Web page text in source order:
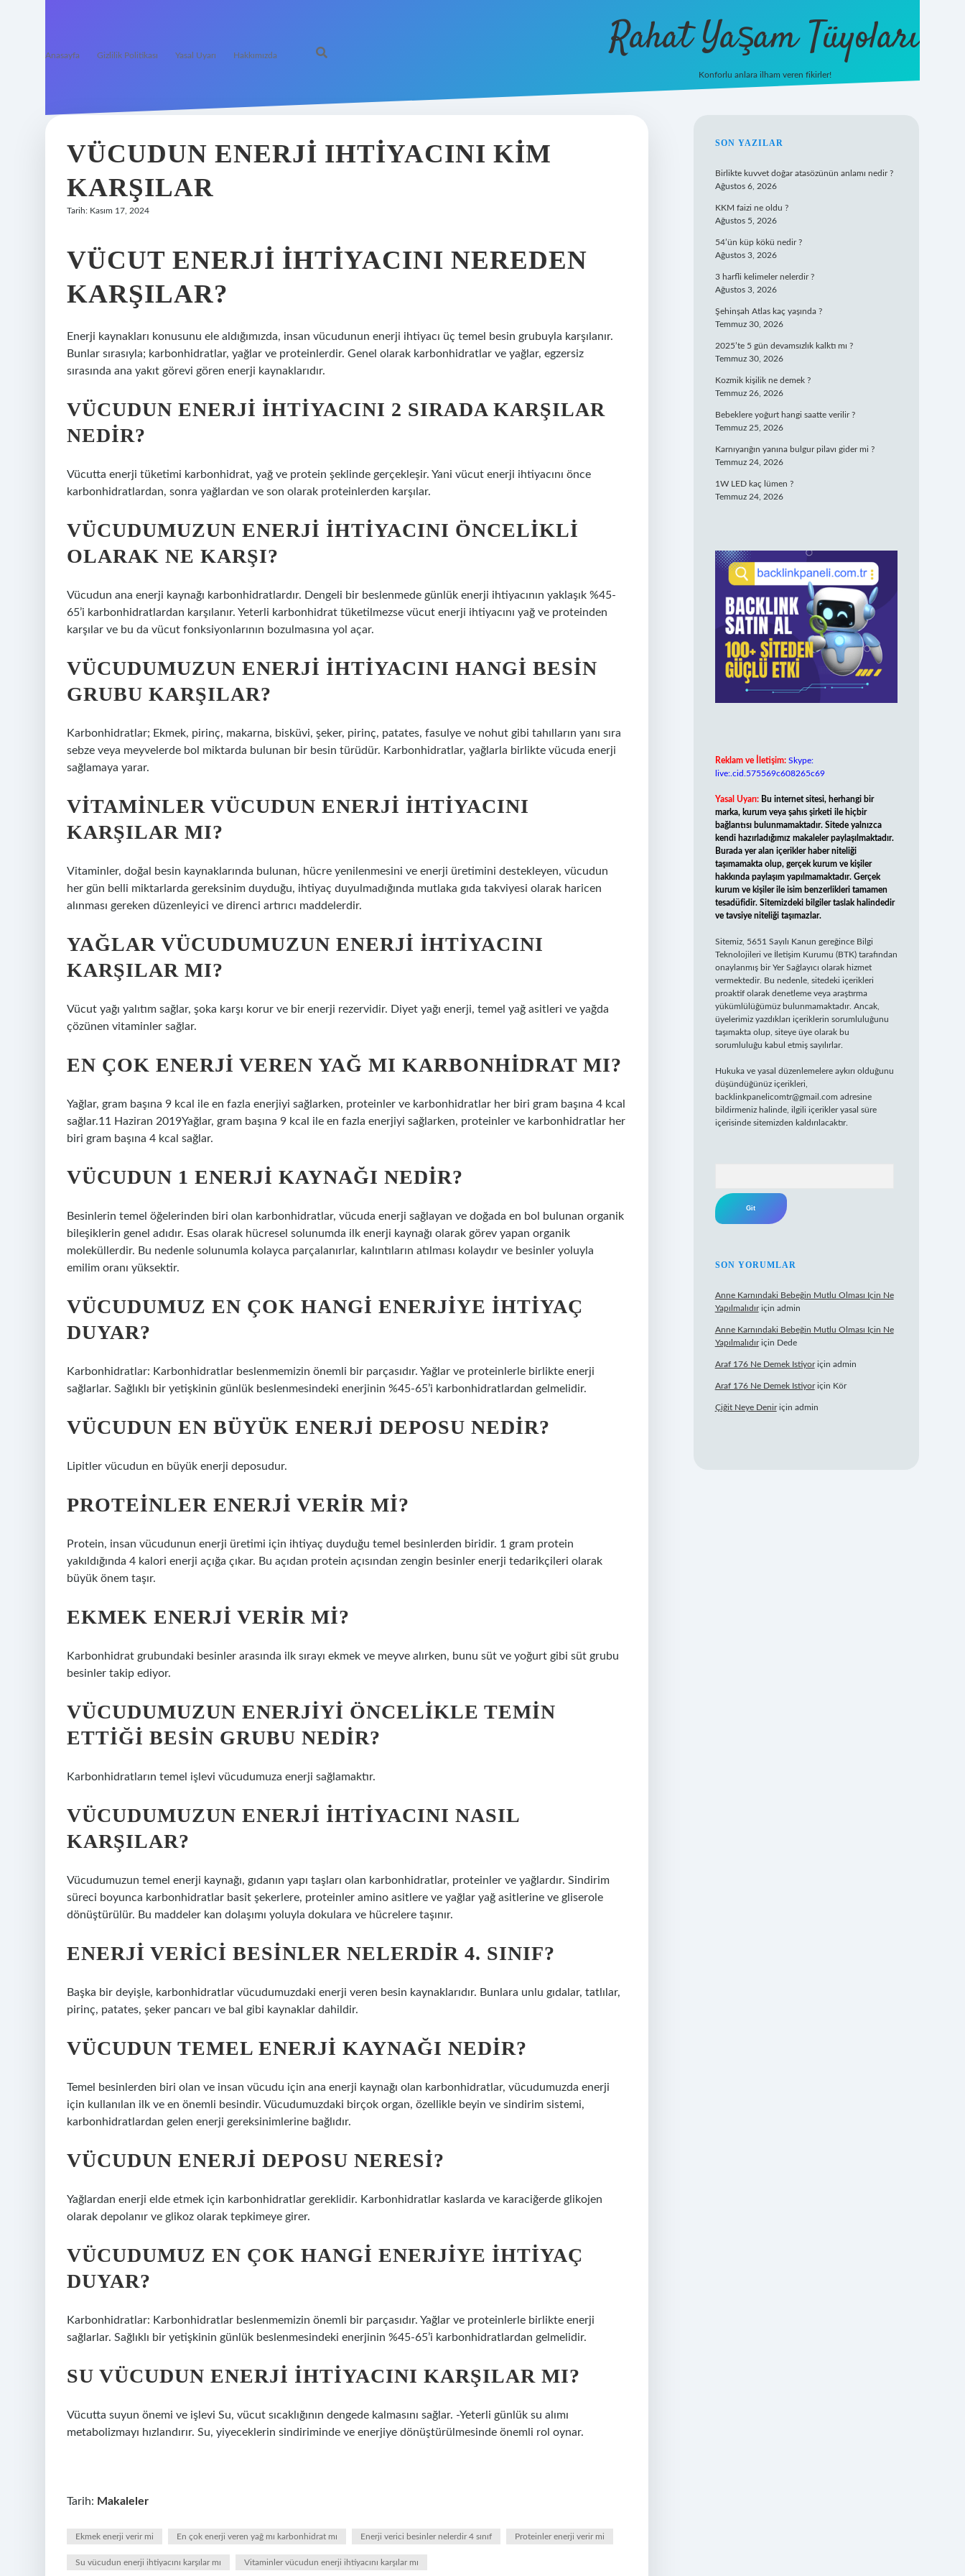
Anasayfa Gizlilik Politikası Yasal Uyarı Hakkımızda Rahat Yaşam Tüyoları
Konforlu anlara ilham veren fikirler!
VÜCUDUN ENERJI IHTIYACINI KIM
KARŞILAR
Tarih: Kasım 17, 2024
VÜCUT ENERJI IHTIYACINI NEREDEN
KARŞILAR?
Enerji kaynakları konusunu ele aldığımızda, insan vücudunun enerji ihtiyacı üç temel besin grubuyla karşılanır.
Bunlar sırasıyla; karbonhidratlar, yağlar ve proteinlerdir. Genel olarak karbonhidratlar ve yağlar, egzersiz
sırasında ana yakıt görevi gören enerji kaynaklarıdır.
VÜCUDUN ENERJI IHTIYACINI 2 SIRADA KARŞILAR
NEDIR?
Vücutta enerji tüketimi karbonhidrat, yağ ve protein şeklinde gerçekleşir. Yani vücut enerji ihtiyacını önce
karbonhidratlardan, sonra yağlardan ve son olarak proteinlerden karşılar.
VÜCUDUMUZUN ENERJI IHTIYACINI ÖNCELIKLI
OLARAK NE KARŞI?
Vücudun ana enerji kaynağı karbonhidratlardır. Dengeli bir beslenmede günlük enerji ihtiyacının yaklaşık %45-
65’i karbonhidratlardan karşılanır. Yeterli karbonhidrat tüketilmezse vücut enerji ihtiyacını yağ ve proteinden
karşılar ve bu da vücut fonksiyonlarının bozulmasına yol açar.
VÜCUDUMUZUN ENERJI IHTIYACINI HANGI BESIN
GRUBU KARŞILAR?
Karbonhidratlar; Ekmek, pirinç, makarna, bisküvi, şeker, pirinç, patates, fasulye ve nohut gibi tahılların yanı sıra
sebze veya meyvelerde bol miktarda bulunan bir besin türüdür. Karbonhidratlar, yağlarla birlikte vücuda enerji
sağlamaya yarar.
VITAMINLER VÜCUDUN ENERJI IHTIYACINI
KARŞILAR MI?
Vitaminler, doğal besin kaynaklarında bulunan, hücre yenilenmesini ve enerji üretimini destekleyen, vücudun
her gün belli miktarlarda gereksinim duyduğu, ihtiyaç duyulmadığında mutlaka gıda takviyesi olarak haricen
alınması gereken düzenleyici ve direnci artırıcı maddelerdir.
YAĞLAR VÜCUDUMUZUN ENERJI IHTIYACINI
KARŞILAR MI?
Vücut yağı yalıtım sağlar, şoka karşı korur ve bir enerji rezervidir. Diyet yağı enerji, temel yağ asitleri ve yağda
çözünen vitaminler sağlar.
EN ÇOK ENERJI VEREN YAĞ MI KARBONHIDRAT MI?
Yağlar, gram başına 9 kcal ile en fazla enerjiyi sağlarken, proteinler ve karbonhidratlar her biri gram başına 4 kcal
sağlar.11 Haziran 2019Yağlar, gram başına 9 kcal ile en fazla enerjiyi sağlarken, proteinler ve karbonhidratlar her
biri gram başına 4 kcal sağlar.
VÜCUDUN 1 ENERJI KAYNAĞI NEDIR?
Besinlerin temel öğelerinden biri olan karbonhidratlar, vücuda enerji sağlayan ve doğada en bol bulunan organik
bileşiklerin genel adıdır. Esas olarak hücresel solunumda ilk enerji kaynağı olarak görev yapan organik
moleküllerdir. Bu nedenle solunumla kolayca parçalanırlar, kalıntıların atılması kolaydır ve besinler yoluyla
emilim oranı yüksektir.
VÜCUDUMUZ EN ÇOK HANGI ENERJIYE IHTIYAÇ
DUYAR?
Karbonhidratlar: Karbonhidratlar beslenmemizin önemli bir parçasıdır. Yağlar ve proteinlerle birlikte enerji
sağlarlar. Sağlıklı bir yetişkinin günlük beslenmesindeki enerjinin %45-65’i karbonhidratlardan gelmelidir.
VÜCUDUN EN BÜYÜK ENERJI DEPOSU NEDIR?
Lipitler vücudun en büyük enerji deposudur.
PROTEINLER ENERJI VERIR MI?
Protein, insan vücudunun enerji üretimi için ihtiyaç duyduğu temel besinlerden biridir. 1 gram protein
yakıldığında 4 kalori enerji açığa çıkar. Bu açıdan protein açısından zengin besinler enerji tedarikçileri olarak
büyük önem taşır.
EKMEK ENERJI VERIR MI?
Karbonhidrat grubundaki besinler arasında ilk sırayı ekmek ve meyve alırken, bunu süt ve yoğurt gibi süt grubu
besinler takip ediyor.
VÜCUDUMUZUN ENERJIYI ÖNCELIKLE TEMIN
ETTIĞI BESIN GRUBU NEDIR?
Karbonhidratların temel işlevi vücudumuza enerji sağlamaktır.
VÜCUDUMUZUN ENERJI IHTIYACINI NASIL
KARŞILAR?
Vücudumuzun temel enerji kaynağı, gıdanın yapı taşları olan karbonhidratlar, proteinler ve yağlardır. Sindirim
süreci boyunca karbonhidratlar basit şekerlere, proteinler amino asitlere ve yağlar yağ asitlerine ve gliserole
dönüştürülür. Bu maddeler kan dolaşımı yoluyla dokulara ve hücrelere taşınır.
ENERJI VERICI BESINLER NELERDIR 4. SINIF?
Başka bir deyişle, karbonhidratlar vücudumuzdaki enerji veren besin kaynaklarıdır. Bunlara unlu gıdalar, tatlılar,
pirinç, patates, şeker pancarı ve bal gibi kaynaklar dahildir.
VÜCUDUN TEMEL ENERJI KAYNAĞI NEDIR?
Temel besinlerden biri olan ve insan vücudu için ana enerji kaynağı olan karbonhidratlar, vücudumuzda enerji
için kullanılan ilk ve en önemli besindir. Vücudumuzdaki birçok organ, özellikle beyin ve sindirim sistemi,
karbonhidratlardan gelen enerji gereksinimlerine bağlıdır.
VÜCUDUN ENERJI DEPOSU NERESI?
Yağlardan enerji elde etmek için karbonhidratlar gereklidir. Karbonhidratlar kaslarda ve karaciğerde glikojen
olarak depolanır ve glikoz olarak tepkimeye girer.
VÜCUDUMUZ EN ÇOK HANGI ENERJIYE IHTIYAÇ
DUYAR?
Karbonhidratlar: Karbonhidratlar beslenmemizin önemli bir parçasıdır. Yağlar ve proteinlerle birlikte enerji
sağlarlar. Sağlıklı bir yetişkinin günlük beslenmesindeki enerjinin %45-65’i karbonhidratlardan gelmelidir.
SU VÜCUDUN ENERJI IHTIYACINI KARŞILAR MI?
Vücutta suyun önemi ve işlevi Su, vücut sıcaklığının dengede kalmasını sağlar. -Yeterli günlük su alımı
metabolizmayı hızlandırır. Su, yiyeceklerin sindiriminde ve enerjiye dönüştürülmesinde önemli rol oynar.
Tarih: Makaleler
Ekmek enerji verir mi En çok enerji veren yağ mı karbonhidrat mı Enerji verici besinler nelerdir 4 sınıf Proteinler enerji verir mi
Su vücudun enerji ihtiyacını karşılar mı Vitaminler vücudun enerji ihtiyacını karşılar mı
SIDEBAR
SON YAZILAR
Birlikte kuvvet doğar atasözünün anlamı nedir ?
Ağustos 6, 2026
KKM faizi ne oldu ?
Ağustos 5, 2026
54’ün küp kökü nedir ?
Ağustos 3, 2026
3 harfli kelimeler nelerdir ?
Ağustos 3, 2026
Şehinşah Atlas kaç yaşında ?
Temmuz 30, 2026
2025’te 5 gün devamsızlık kalktı mı ?
Temmuz 30, 2026
Kozmik kişilik ne demek ?
Temmuz 26, 2026
Bebeklere yoğurt hangi saatte verilir ?
Temmuz 25, 2026
Karnıyarığın yanına bulgur pilavı gider mi ?
Temmuz 24, 2026
1W LED kaç lümen ?
Temmuz 24, 2026
Reklam ve İletişim: Skype:
live:.cid.575569c608265c69
Yasal Uyarı: Bu internet sitesi, herhangi bir
marka, kurum veya şahıs şirketi ile hiçbir
bağlantısı bulunmamaktadır. Sitede yalnızca
kendi hazırladığımız makaleler paylaşılmaktadır.
Burada yer alan içerikler haber niteliği
taşımamakta olup, gerçek kurum ve kişiler
hakkında paylaşım yapılmamaktadır. Gerçek
kurum ve kişiler ile isim benzerlikleri tamamen
tesadüfidir. Sitemizdeki bilgiler taslak halindedir
ve tavsiye niteliği taşımazlar.
Sitemiz, 5651 Sayılı Kanun gereğince Bilgi
Teknolojileri ve İletişim Kurumu (BTK) tarafından
onaylanmış bir Yer Sağlayıcı olarak hizmet
vermektedir. Bu nedenle, sitedeki içerikleri
proaktif olarak denetleme veya araştırma
yükümlülüğümüz bulunmamaktadır. Ancak,
üyelerimiz yazdıkları içeriklerin sorumluluğunu
taşımakta olup, siteye üye olarak bu
sorumluluğu kabul etmiş sayılırlar.
Hukuka ve yasal düzenlemelere aykırı olduğunu
düşündüğünüz içerikleri,
backlinkpanelicomtr@gmail.com adresine
bildirmeniz halinde, ilgili içerikler yasal süre
içerisinde sitemizden kaldırılacaktır.
SON YORUMLAR
Anne Karnındaki Bebeğin Mutlu Olması Için Ne
Yapılmalıdıriçin admin
Anne Karnındaki Bebeğin Mutlu Olması Için Ne
Yapılmalıdıriçin Dede
Araf 176 Ne Demek Istiyoriçin admin
Araf 176 Ne Demek Istiyoriçin Kör
Çiğit Neye Deniriçin admin